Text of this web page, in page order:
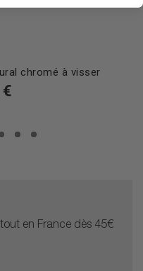
chromé à visser
en France dès 45€